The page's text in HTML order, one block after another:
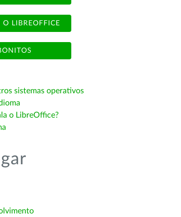
LIBREOFFICE
sistemas operativos
o LibreOffice?